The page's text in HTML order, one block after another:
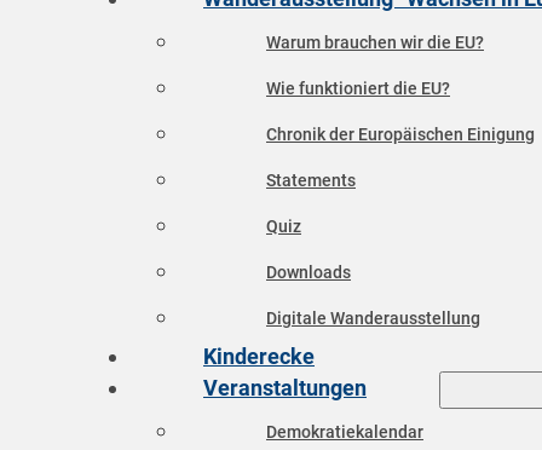
Warum brauchen wir die EU?
Wie funktioniert die EU?
Chronik der Europäischen Einigung
Statements
Quiz
Downloads
Digitale Wanderausstellung
Kinderecke
Veranstaltungen
Demokratiekalendar